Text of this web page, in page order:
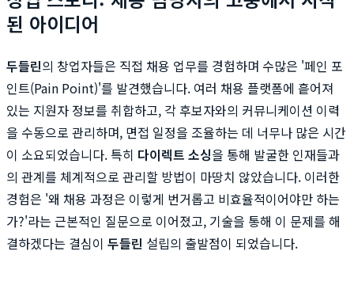
된 아이디어
두들린의 창업자들은 직접 채용 업무를 경험하며 수많은 '페인 포
인트(Pain Point)'를 발견했습니다. 여러 채용 플랫폼에 흩어져
있는 지원자 정보를 취합하고, 각 후보자와의 커뮤니케이션 이력
을 수동으로 관리하며, 면접 일정을 조율하는 데 너무나 많은 시간
이 소요되었습니다. 특히 다이렉트 소싱을 통해 발굴한 인재들과
의 관계를 체계적으로 관리할 방법이 마땅치 않았습니다. 이러한
경험은 '왜 채용 과정은 이렇게 번거롭고 비효율적이어야만 하는
가?'라는 근본적인 질문으로 이어졌고, 기술을 통해 이 문제를 해
결하겠다는 결심이 두들린 설립의 출발점이 되었습니다.